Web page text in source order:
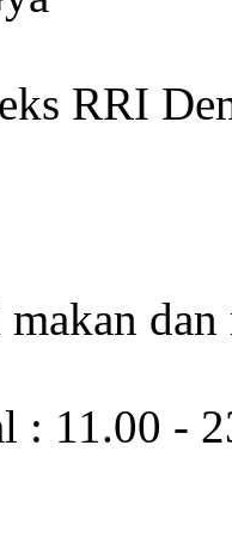
RRI
makan
: 11.00 -